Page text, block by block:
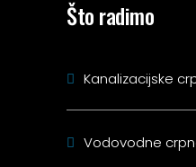
Što radimo
Kanalizacijske
Vodovodne